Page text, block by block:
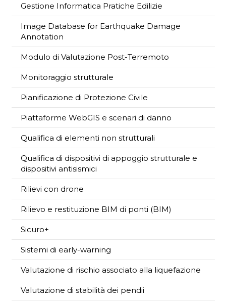
Gestione Informatica Pratiche Edilizie
Image Database for Earthquake Damage
Annotation
Modulo di Valutazione Post-Terremoto
Monitoraggio strutturale
Pianificazione di Protezione Civile
Piattaforme WebGIS e scenari di danno
Qualifica di elementi non strutturali
Qualifica di dispositivi di appoggio strutturale e
dispositivi antisismici
Rilievi con drone
Rilievo e restituzione BIM di ponti (BIM)
Sicuro+
Sistemi di early-warning
Valutazione di rischio associato alla liquefazione
Valutazione di stabilità dei pendii